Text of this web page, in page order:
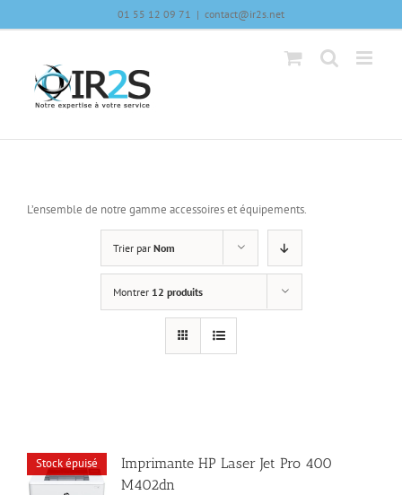
01 55 12 09 71 | contact@ir2s.net
L’ensemble de notre gamme accessoires et équipements.
Trier par Nom
Montrer 12 produits
Stock épuisé
Imprimante HP Laser Jet Pro 400
M402dn